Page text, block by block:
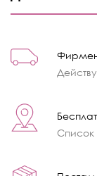
Список